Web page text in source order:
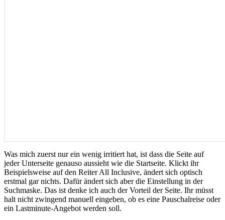
Was mich zuerst nur ein wenig irritiert hat, ist dass die Seite auf
jeder Unterseite genauso aussieht wie die Startseite. Klickt ihr
Beispielsweise auf den Reiter All Inclusive, ändert sich optisch
erstmal gar nichts. Dafür ändert sich aber die Einstellung in der
Suchmaske. Das ist denke ich auch der Vorteil der Seite. Ihr müsst
halt nicht zwingend manuell eingeben, ob es eine Pauschalreise oder
ein Lastminute-Angebot werden soll.